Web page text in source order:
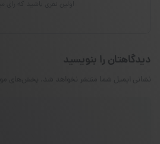
دیدگاهتان را بنویسید